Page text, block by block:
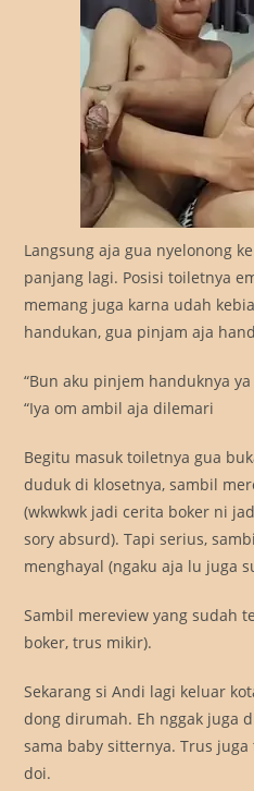
Langsung aja gua nyelonong
panjang lagi. Posisi toiletnya
memang juga karna udah
handukan, gua pinjam aja
“Bun aku pinjem handuknya
“Iya om ambil aja dilemari
Begitu masuk toiletnya gua
duduk di klosetnya, sambil
(wkwkwk jadi cerita boker ni
sory absurd). Tapi serius,
menghayal (ngaku aja lu juga
Sambil mereview yang sudah
boker, trus mikir).
Sekarang si Andi lagi keluar
dong dirumah. Eh nggak juga
sama baby sitternya. Trus
doi.